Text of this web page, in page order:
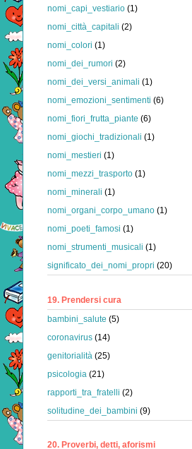
nomi_capi_vestiario (1)
nomi_città_capitali (2)
nomi_colori (1)
nomi_dei_rumori (2)
nomi_dei_versi_animali (1)
nomi_emozioni_sentimenti (6)
nomi_fiori_frutta_piante (6)
nomi_giochi_tradizionali (1)
nomi_mestieri (1)
nomi_mezzi_trasporto (1)
nomi_minerali (1)
nomi_organi_corpo_umano (1)
nomi_poeti_famosi (1)
nomi_strumenti_musicali (1)
significato_dei_nomi_propri (20)
19. Prendersi cura
bambini_salute (5)
coronavirus (14)
genitorialità (25)
psicologia (21)
rapporti_tra_fratelli (2)
solitudine_dei_bambini (9)
20. Proverbi, detti, aforismi